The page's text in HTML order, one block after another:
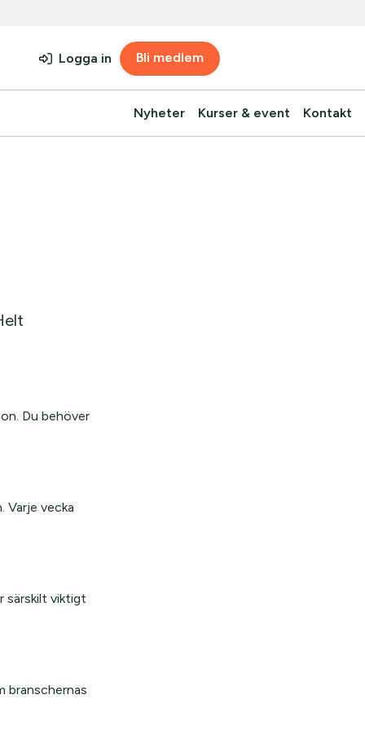
Nyheter Kurser & event Kontakt
Logga in Bli medlem
Du behöver
Varje vecka
särskilt viktigt
branschernas